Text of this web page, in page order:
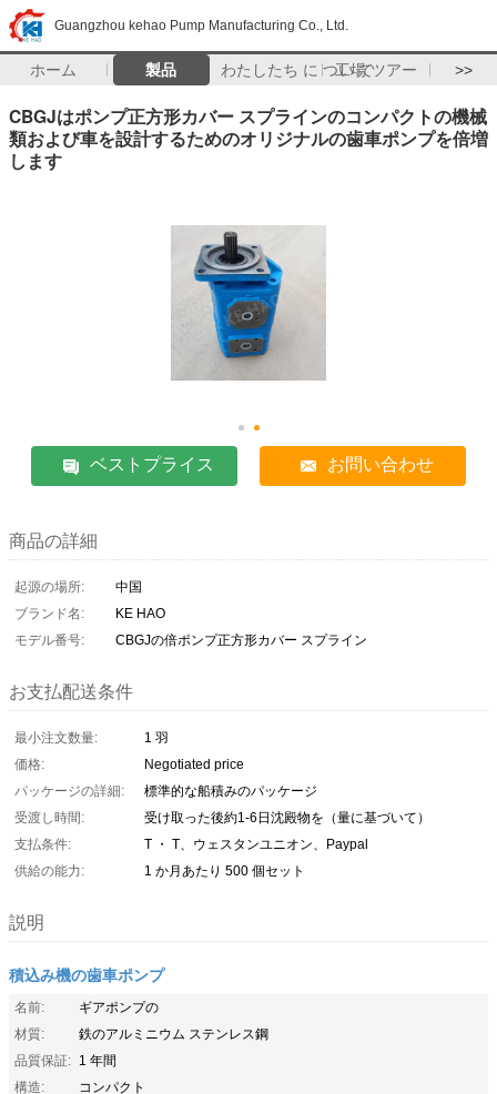
Guangzhou kehao Pump Manufacturing Co., Ltd.
ホーム 製品 わたしたち に つい て工場 ツアー >>
CBGJはポンプ正方形カバー スプラインのコンパクトの機械
類および車を設計するためのオリジナルの歯車ポンプを倍増
します
ベストプライス お問い合わせ
商品の詳細
起源の場所:
中国
ブランド名:
KE HAO
モデル番号:
CBGJの倍ポンプ正方形カバー スプライン
お支払配送条件
最小注文数量:
1 羽
価格:
Negotiated price
パッケージの詳細:
標準的な船積みのパッケージ
受渡し時間:
受け取った後約1-6日沈殿物を（量に基づいて）
支払条件:
T ・ T、ウェスタンユニオン、Paypal
供給の能力:
1 か月あたり 500 個セット
説明
積込み機の歯車ポンプ
名前:
ギアポンプの
材質:
鉄のアルミニウム ステンレス鋼
品質保証: 1 年間
構造:
コンパクト